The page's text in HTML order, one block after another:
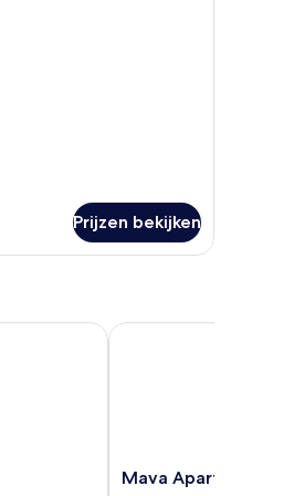
Prijzen bekijken
Mava
Mava Apartamente
Mava Apartamente